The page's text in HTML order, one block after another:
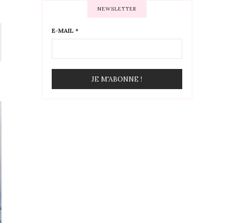
NEWSLETTER
E-MAIL *